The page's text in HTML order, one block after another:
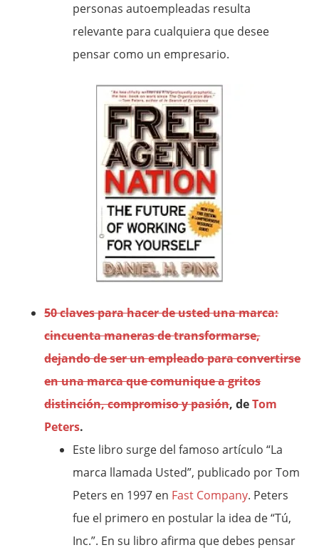
personas autoempleadas resulta
relevante para cualquiera que desee
pensar como un empresario.
50 claves para hacer de usted una marca:
cincuenta maneras de transformarse,
dejando de ser un empleado para convertirse
en una marca que comunique a gritos
distinción, compromiso y pasión, deTom
Peters.
Este libro surge del famoso artículo “La
marca llamada Usted”, publicado por Tom
Peters en 1997 en Fast Company. Peters
fue el primero en postular la idea de “Tú,
Inc.”. En su libro afirma que debes pensar